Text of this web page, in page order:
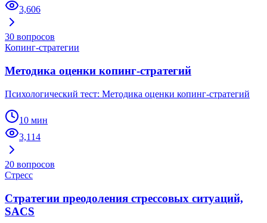
3,606
30 вопросов
Копинг-стратегии
Методика оценки копинг-стратегий
Психологический тест: Методика оценки копинг-стратегий
10 мин
3,114
20 вопросов
Стресс
Стратегии преодоления стрессовых ситуаций,
SACS